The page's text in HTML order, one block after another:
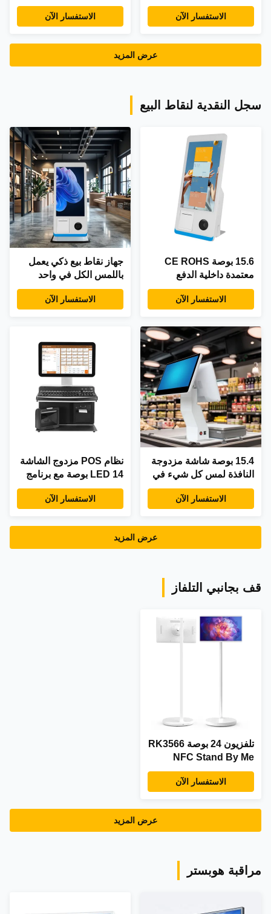
الصحية واي فاي بطاقة
SIM سولت أندرويد كمبيوتر
الممرضات للمستشفى
الاستفسار الآن
بوصة للمستشفى
الاستفسار الآن
عرض المزيد
سجل النقدية لنقاط البيع
15.6 بوصة CE ROHS
معتمدة داخلية الدفع
كيوسك POS محطة مع
الاستفسار الآن
جهاز نقاط بيع ذكي يعمل
باللمس الكل في واحد
مقاس 15.6 بوصة بنظامي
التشغيل Win 7/10 معالاستفسار الآن
15.4 بوصة شاشة مزدوجة
النافذة لمس كل شيء في
مقياس واحد وزن POS
سوبر ماركت فندق الحل
بي تي
الاستفسار الآن
نظام POS مزدوج الشاشة
LED 14 بوصة مع برنامج
سوبر ماركت التجزئة يتصل
بطابعة الصرافة ودرج النقد
الاستفسار الآن
عرض المزيد
قف بجانبي التلفاز
تلفزيون 24 بوصة RK3566
NFC Stand By Me
داخلي يعمل بنظام
Android 12 لافتات رقمية
محمول قائم على الأرض
الاستفسار الآن
عرض المزيد
مراقبة هوبستر